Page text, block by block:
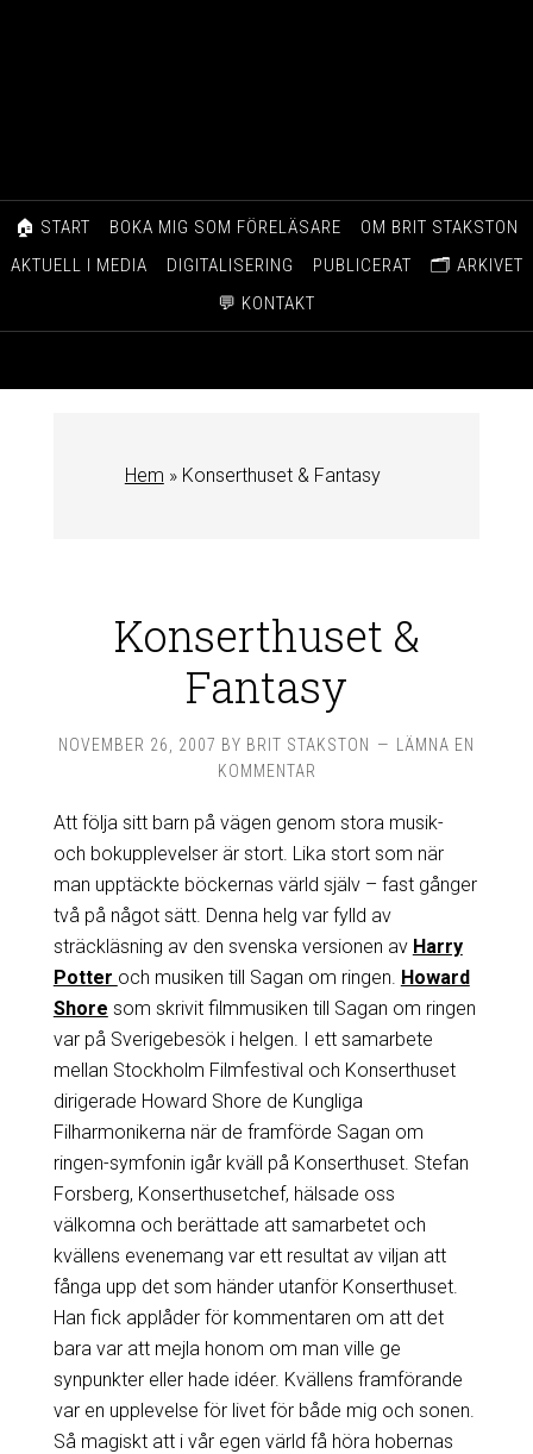
🏠 START BOKA MIG SOM FÖRELÄSARE
OM BRIT STAKSTON
AKTUELL I MEDIA
DIGITALISERING PUBLICERAT
🗂️ ARKIVET
💬 KONTAKT
Hem » Konserthuset & Fantasy
Konserthuset &
Fantasy
NOVEMBER 26, 2007 BY BRIT STAKSTON
LÄMNA EN
KOMMENTAR
Att följa sitt barn på vägen genom stora musik-
och bokupplevelser är stort. Lika stort som när
man upptäckte böckernas värld själv – fast gånger
två på något sätt. Denna helg var fylld av
sträckläsning av den svenska versionen av Harry
Potter och musiken till Sagan om ringen. Howard
Shore som skrivit filmmusiken till Sagan om ringen
var på Sverigebesök i helgen. I ett samarbete
mellan Stockholm Filmfestival och Konserthuset
dirigerade Howard Shore de Kungliga
Filharmonikerna när de framförde Sagan om
ringen-symfonin igår kväll på Konserthuset. Stefan
Forsberg, Konserthusetchef, hälsade oss
välkomna och berättade att samarbetet och
kvällens evenemang var ett resultat av viljan att
fånga upp det som händer utanför Konserthuset.
Han fick applåder för kommentaren om att det
bara var att mejla honom om man ville ge
synpunkter eller hade idéer. Kvällens framförande
var en upplevelse för livet för både mig och sonen.
Så magiskt att i vår egen värld få höra hobernas